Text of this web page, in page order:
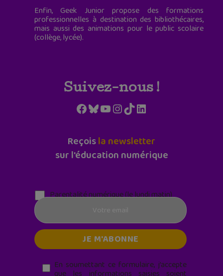
Enfin, Geek Junior propose des formations
professionnelles à destination des bibliothécaires,
mais aussi des animations pour le public scolaire
(collège, lycée).
Suivez-nous !
Facebook
Bluesky
YouTube
Instagram
TikTokLinkedIn
Reçoisla newsletter
sur l'éducation numérique
Parentalité numérique (le lundi matin)
En soumettant ce formulaire, j’accepte